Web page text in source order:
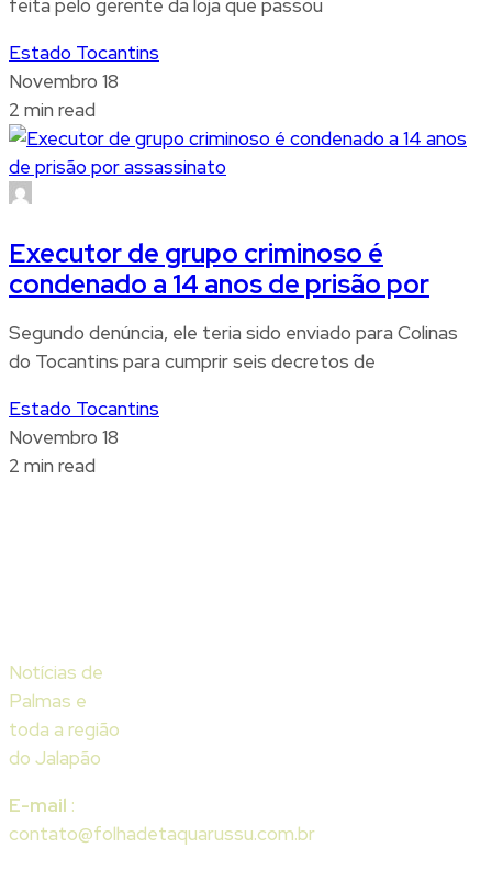
feita pelo gerente da loja que passou
Estado Tocantins
Novembro 18
2 min read
Executor de grupo criminoso é
condenado a 14 anos de prisão por
Segundo denúncia, ele teria sido enviado para Colinas
do Tocantins para cumprir seis decretos de
Estado Tocantins
Novembro 18
2 min read
Notícias de
Palmas e
toda a região
do Jalapão
E-mail :
contato@folhadetaquarussu.com.br